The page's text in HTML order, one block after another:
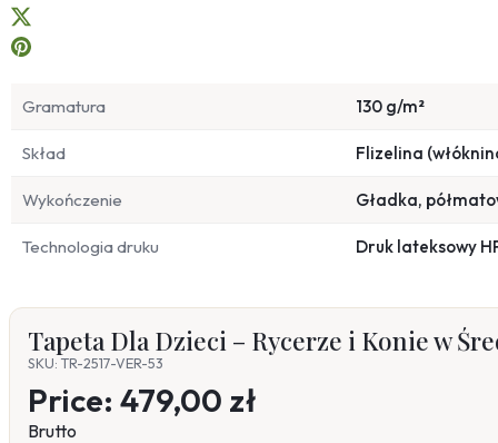
Gramatura 130 g/m²
Skład Flizelina
Wykończenie Gładka,
Technologia druku Druk lateksowy
Tapeta Dla Dzieci – Rycerze i Konie w
SKU: TR-2517-VER-53
Price: 479,00 zł
Brutto